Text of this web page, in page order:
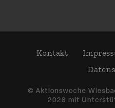
Kontakt
© Aktions­woche
2026 mit